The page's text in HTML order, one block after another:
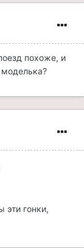
похоже, и
эти гонки,